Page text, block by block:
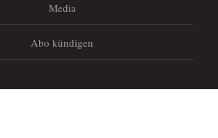
Media
Abo kündigen